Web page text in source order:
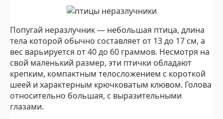
Попугай неразлучник — небольшая птица, длина
тела которой обычно составляет от 13 до 17 см, а
вес варьируется от 40 до 60 граммов. Несмотря на
свой маленький размер, эти птички обладают
крепким, компактным телосложением с короткой
шеей и характерным крючковатым клювом. Голова
относительно большая, с выразительными
глазами.